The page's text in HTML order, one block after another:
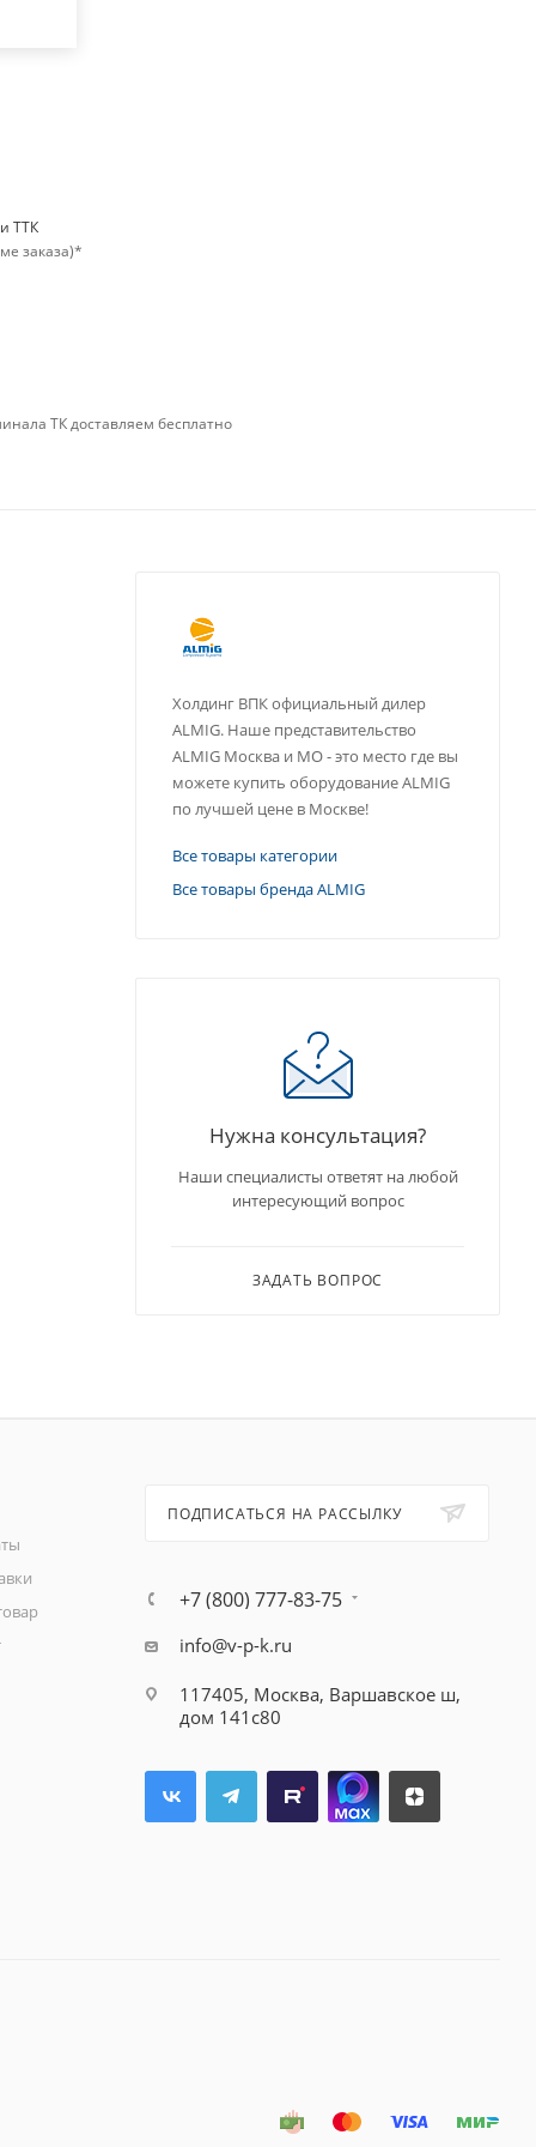
ТТК
заказа)*
ТК доставляем бесплатно
Холдинг ВПК официальный дилер
ALMIG. Наше представительство
ALMIG Москва и МО - это место где вы
можете купить оборудование ALMIG
по лучшей цене в Москве!
Все товары категории
Все товары бренда ALMIG
Нужна консультация?
Наши специалисты ответят на любой
интересующий вопрос
ЗАДАТЬ ВОПРОС
ПОДПИСАТЬСЯ НА РАССЫЛКУ
+7 (800) 777-83-75
info@v-p-k.ru
117405, Москва, Варшавское ш,
дом 141с80